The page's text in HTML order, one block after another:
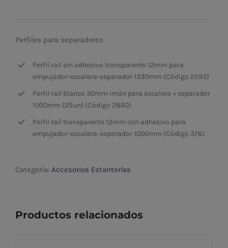
Perfiles para separadores
Perfil rail sin adhesivo transparente 12mm para
empujador-escalera-separador 1330mm (Código 2593)
Perfil rail blanco 30mm imán para escalera + separador
1000mm (25un) (Código 2860)
Perfil rail transparente 12mm con adhesivo para
empujador-escalera-separador 1000mm (Código 376)
Categoría: Accesorios Estanterías
Productos relacionados